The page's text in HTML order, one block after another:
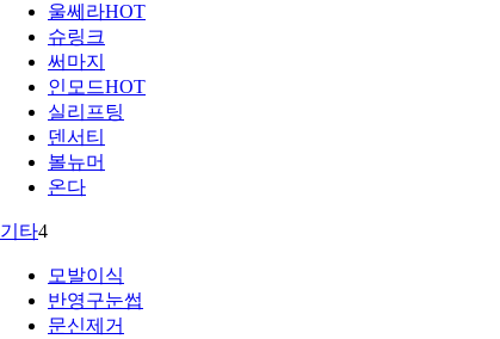
울쎄라HOT
슈링크
써마지
인모드HOT
실리프팅
덴서티
볼뉴머
온다
기타4
모발이식
반영구눈썹
문신제거